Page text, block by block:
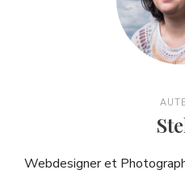
Webdesigner et